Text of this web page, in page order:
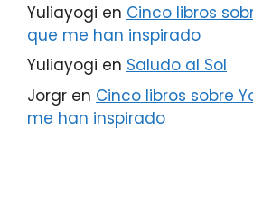
Yuliayogi en Cinco libros
que me han inspirado
Yuliayogi en Saludo al Sol
Jorgr en Cinco libros sobre
me han inspirado